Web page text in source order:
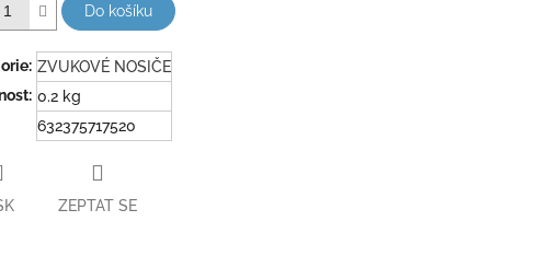
Do košíku
: ZVUKOVÉ NOSIČE
: 0.2 kg
632375717520
ZEPTAT SE